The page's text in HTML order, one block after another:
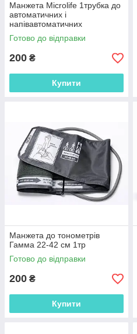
Манжета Microlife 1трубка до
автоматичних і
напівавтоматичних
тонометрів 22-32 см
Готово до відправки
200 ₴
Купити
Манжета до тонометрів
Гамма 22-42 см 1тр
Готово до відправки
200 ₴
Купити